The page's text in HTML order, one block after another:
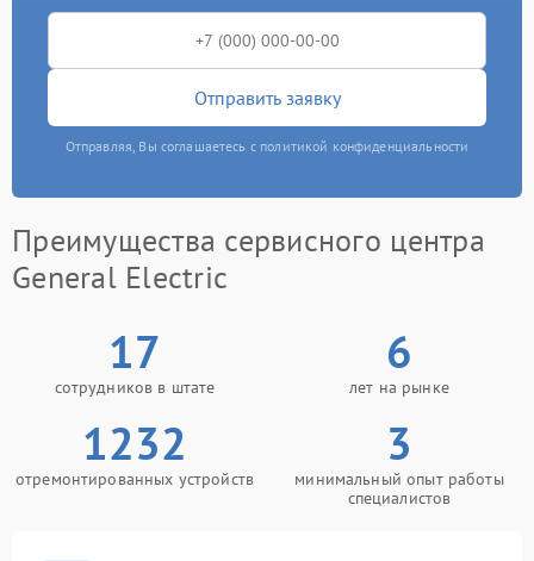
Отправить заявку
Отправляя, Вы соглашаетесь с политикой конфиденциальности
Преимущества сервисного центра
General Electric
17
сотрудников в штате
6
лет на рынке
1232
отремонтированных устройств
3
минимальный опыт работы
специалистов